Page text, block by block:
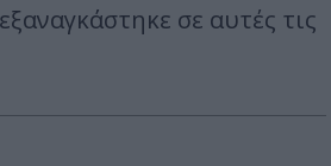
σε αυτές τις